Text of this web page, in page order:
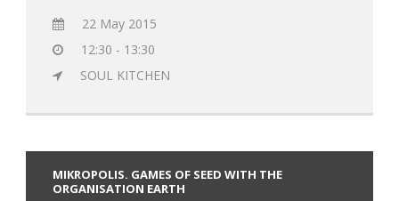
22 May 2015
12:30 - 13:30
SOUL KITCHEN
MIKROPOLIS. GAMES OF SEED WITH THE
ORGANISATION EARTH